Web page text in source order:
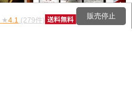
★4.1 (279件) 販売停止
クリアランスセール